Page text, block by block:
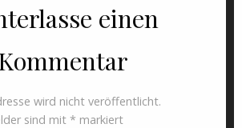
einen
wird nicht veröffentlicht.
sind mit * markiert